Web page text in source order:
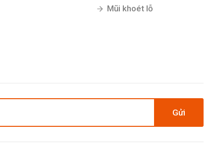
Mũi khoét lỗ
Gửi